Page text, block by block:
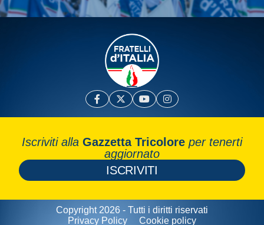
Iscriviti alla Gazzetta Tricolore per tenerti
aggiornato
ISCRIVITI
Copyright 2026 - Tutti i diritti riservati
Privacy Policy
Cookie policy